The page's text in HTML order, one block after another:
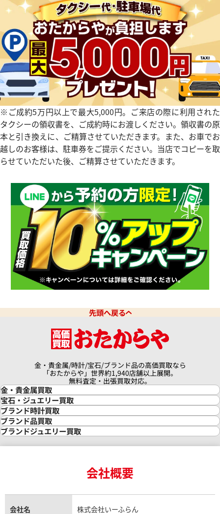
格
点の参考買取価格です
参考買取価格
2,843,000円
※2026年2月9日時点の参考買
イトジャスト 126331G 10P
インデックス
27日時点の参考買取価格で
ロレックス デイトジャスト
チョコレート文字盤
参考買取価格
3,670,000 円
※2026年7月時点の参考買取価
※ご成約5万円以上で最大5,000円。ご来店の際に利用された
タクシーの領収書を、ご成約時にお渡しください。領収書の原
本と引き換えに、ご精算させていただきます。また、お車でお
越しのお客様は、駐車券をご提示ください。当店でコピーを取
らせていただいた後、ご精算させていただきます。
先頭へ戻る
金・貴金属/時計/宝石/ブランド品の高価買取なら
「おたからや」世界約1,940店舗以上展開。
無料査定・出張買取対応。
金・貴金属買取
金買取
金の相場価格情報
金の参考買取価格一覧
インゴット買取
インゴットの相場価格情報
24金買取
金貨買取
貴金属買取
宝石・ジュエリー買取
宝石・ジュエリー買取
ダイヤモンド買取
ダイヤモンド・宝石の参考価格一覧
リング・結婚指輪買取
エメラルド買取
トパーズ買取
タンザナイト買取
ブランド時計買取
時計買取
ロレックス買取
ロレックス デイトナ買取
ロレックス サブマリーナー買取
ロレックス エクスプローラー買取
ロレックス デイトジャスト買取
パテック フィリップノーチラス買取
ブランド品買取
ブランド買取
シャネル マトラッセ買取
ブランドジュエリー買取
ヴァンクリーフ＆アーペル買取
ショーメ買取
会社概要
会社名 株式会社いーふらん